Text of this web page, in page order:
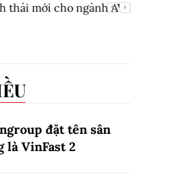
đặt tên sân
là VinFast2